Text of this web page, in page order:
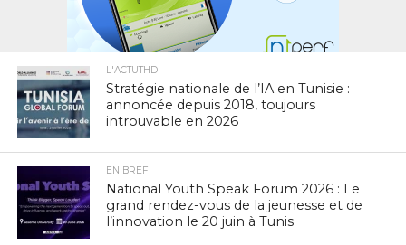
L'ACTUTHD
Stratégie nationale de l’IA en Tunisie :
annoncée depuis 2018, toujours
introuvable en 2026
EN BREF
National Youth Speak Forum 2026 : Le
grand rendez-vous de la jeunesse et de
l’innovation le 20 juin à Tunis